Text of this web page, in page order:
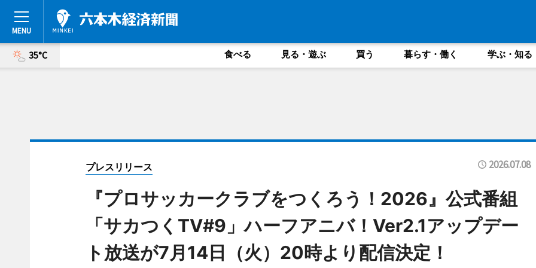
35°C 食べる 見る・遊ぶ 買う 暮らす・働く 学ぶ・知る
プレスリリース 2026.07.08
『プロサッカークラブをつくろう！2026』公式番組
「サカつくTV#9」ハーフアニバ！Ver2.1アップデー
ト放送が7月14日（火）20時より配信決定！